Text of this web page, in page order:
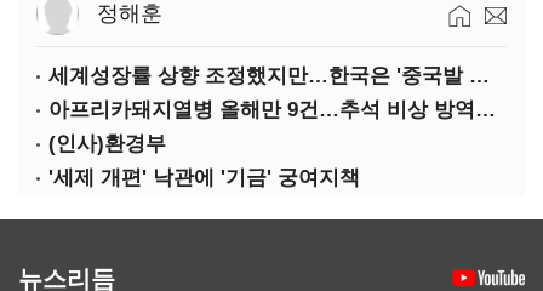
정해훈
세계성장률 상향 조정했지만…한국은 '중국발 살얼음판'
아프리카돼지열병 올해만 9건…추석 비상 방역에 '총력'
(인사)환경부
'세제 개편' 낙관에 '기금' 궁여지책
뉴스리듬